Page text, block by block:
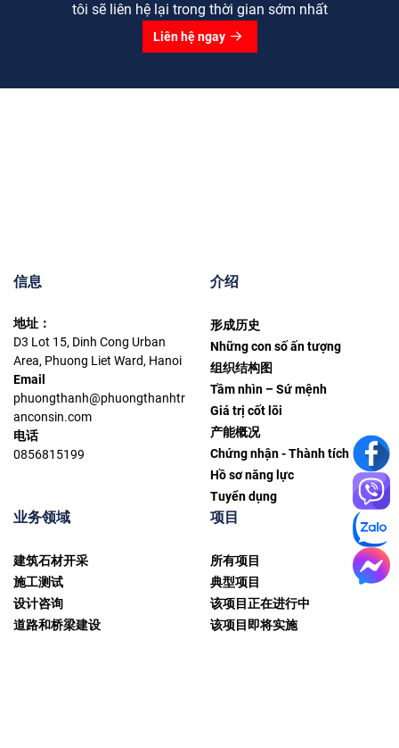
tôi sẽ liên hệ lại trong thời gian sớm nhất
Liên hệ ngay
信息
地址：
D3 Lot 15, Dinh Cong Urban
Area, Phuong Liet Ward, Hanoi
Email
phuongthanh@phuongthanhtr
anconsin.com
电话
0856815199
介绍
形成历史
Những con số ấn tượng
组织结构图
Tầm nhìn – Sứ mệnh
Giá trị cốt lõi
产能概况
Chứng nhận - Thành tích
Hồ sơ năng lực
Tuyển dụng
业务领域
建筑石材开采
施工测试
设计咨询
道路和桥梁建设
项目
所有项目
典型项目
该项目正在进行中
该项目即将实施